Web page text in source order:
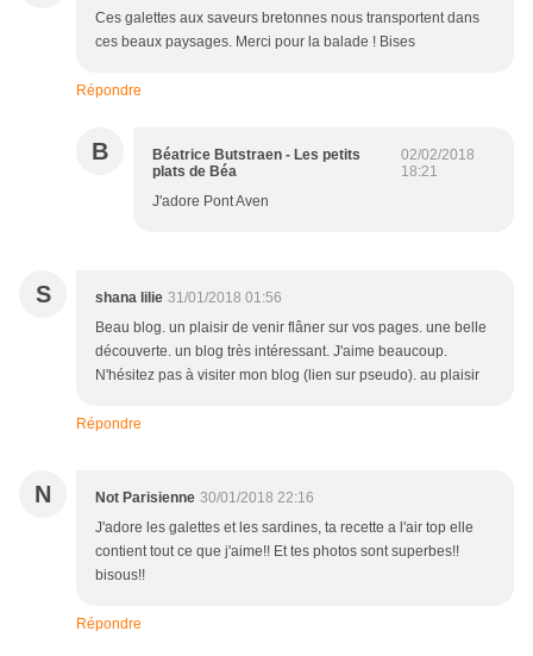
Ces galettes aux saveurs bretonnes nous transportent dans
ces beaux paysages. Merci pour la balade ! Bises
Répondre
B
Béatrice Butstraen - Les petits
plats de Béa
02/02/2018
18:21
J'adore Pont Aven
S shana lilie 31/01/2018 01:56
Beau blog. un plaisir de venir flâner sur vos pages. une belle
découverte. un blog très intéressant. J'aime beaucoup.
N'hésitez pas à visiter mon blog (lien sur pseudo). au plaisir
Répondre
N Not Parisienne 30/01/2018 22:16
J'adore les galettes et les sardines, ta recette a l'air top elle
contient tout ce que j'aime!! Et tes photos sont superbes!!
bisous!!
Répondre